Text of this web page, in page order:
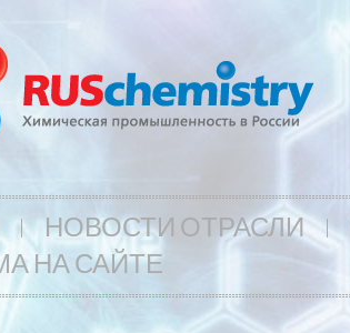
НОВОСТИ ОТРАСЛИ
НА САЙТЕ